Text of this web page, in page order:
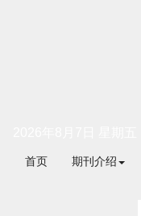
首页 期刊介绍